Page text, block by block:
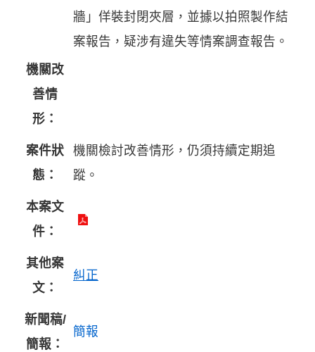
牆」佯裝封閉夾層，並據以拍照製作結
案報告，疑涉有違失等情案調查報告。
機關改
善情
形：
案件狀
態：
機關檢討改善情形，仍須持續定期追
蹤。
本案文
件：
其他案
文：
糾正
新聞稿/
簡報：
簡報